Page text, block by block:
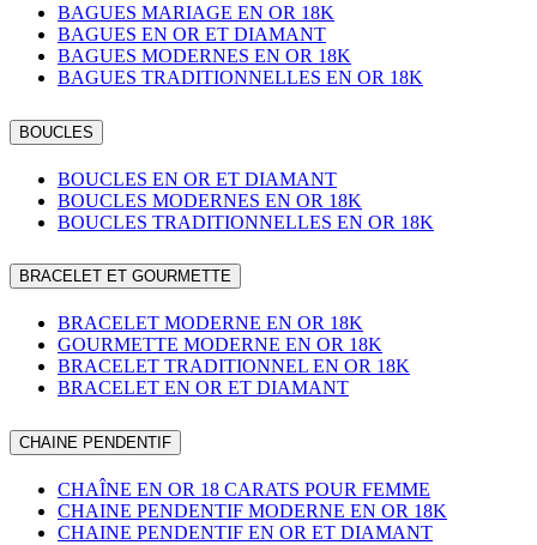
BAGUES MARIAGE EN OR 18K
BAGUES EN OR ET DIAMANT
BAGUES MODERNES EN OR 18K
BAGUES TRADITIONNELLES EN OR 18K
BOUCLES
BOUCLES EN OR ET DIAMANT
BOUCLES MODERNES EN OR 18K
BOUCLES TRADITIONNELLES EN OR 18K
BRACELET ET GOURMETTE
BRACELET MODERNE EN OR 18K
GOURMETTE MODERNE EN OR 18K
BRACELET TRADITIONNEL EN OR 18K
BRACELET EN OR ET DIAMANT
CHAINE PENDENTIF
CHAÎNE EN OR 18 CARATS POUR FEMME
CHAINE PENDENTIF MODERNE EN OR 18K
CHAINE PENDENTIF EN OR ET DIAMANT